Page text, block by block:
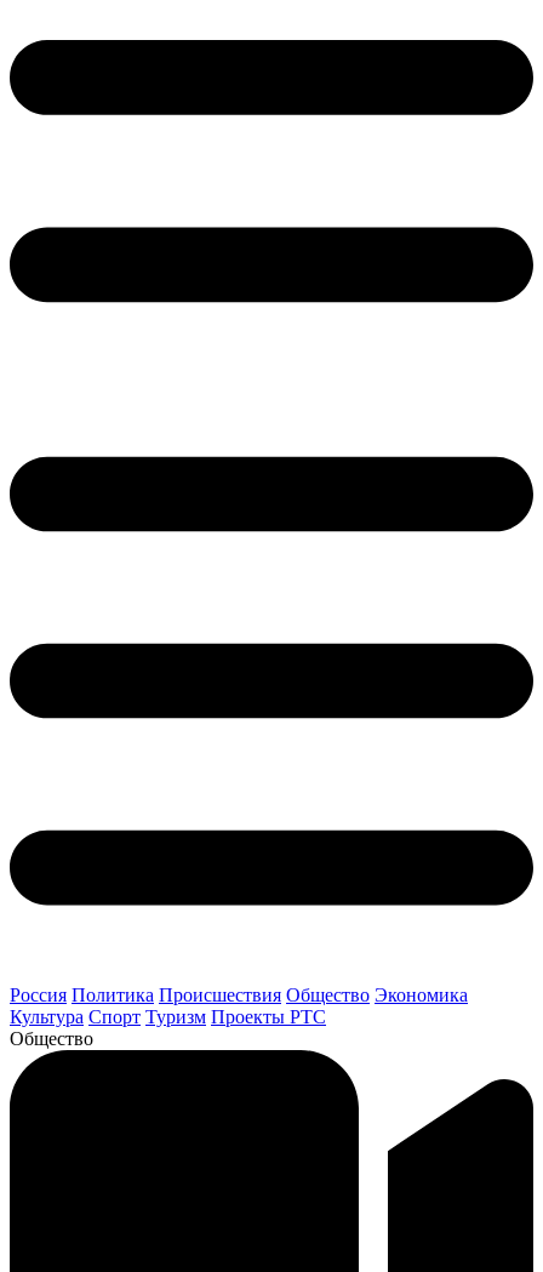
Россия Политика Происшествия Общество Экономика
Культура Спорт Туризм Проекты РТС
Общество